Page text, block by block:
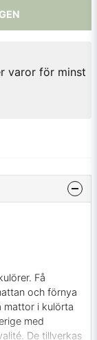
varor för minst
Få
och förnya
mattor i kulörta
med
De tillverkas